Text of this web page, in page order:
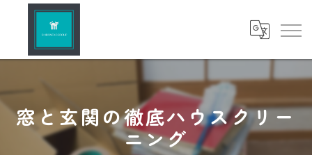
窓と玄関の徹底ハウスクリー
ニング